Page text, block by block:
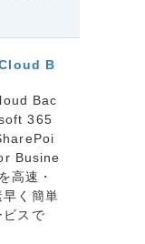
B
Bac
365
Busine
高速・
早く簡単
ビスで